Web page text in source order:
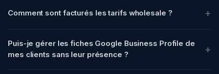
Comment sont facturés les tarifs wholesale ?
Puis-je gérer les fiches Google Business Profile de
mes clients sans leur présence ?